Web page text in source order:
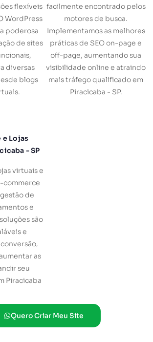
flexíveis
WordPress
poderosa
de sites
diversas
blogs
facilmente encontrado pelos
motores de busca.
Implementamos as melhores
práticas de SEO on-page e
off-page, aumentando sua
visibilidade online e atraindo
mais tráfego qualificado em
Piracicaba - SP.
e Lojas
- SP
virtuais e
commerce
de
e
são
e
as
seu
Piracicaba
Quero Criar Meu Site